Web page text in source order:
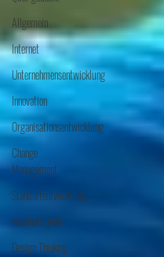
Allgemein
Internet
Unternehmensentwicklung
Innovation
Organisationsentwicklung
Change
Management
Standortentwicklung
Nachhaltigkeit
Design Thinking